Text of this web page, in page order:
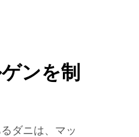
ンを制
ダニは、マッ